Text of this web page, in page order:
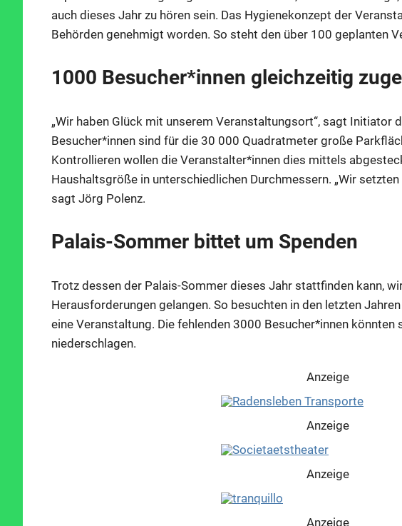
auch dieses Jahr zu hören sein. Das Hygienekonzept der
Behörden genehmigt worden. So steht den über 100 geplanten
1000 Besucher*innen gleichzeitig
„Wir haben Glück mit unserem Veranstaltungsort“, sagt Initiator
Besucher*innen sind für die 30 000 Quadratmeter große
Kontrollieren wollen die Veranstalter*innen dies mittels
Haushaltsgröße in unterschiedlichen Durchmessern. „Wir
sagt Jörg Polenz.
Palais-Sommer bittet um Spenden
Trotz dessen der Palais-Sommer dieses Jahr stattfinden kann,
Herausforderungen gelangen. So besuchten in den letzten
eine Veranstaltung. Die fehlenden 3000 Besucher*innen könnten
niederschlagen.
Anzeige
Anzeige
Anzeige
Anzeige